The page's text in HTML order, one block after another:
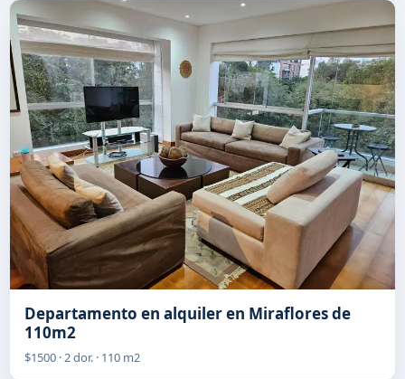
Departamento en alquiler en Miraflores de
110m2
$1500 · 2 dor. · 110 m2